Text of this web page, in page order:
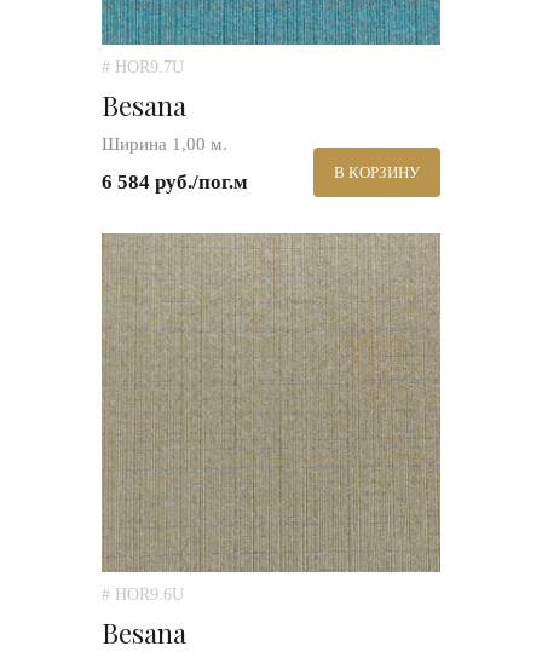
# HOR9.7U
Besana
Ширина 1,00 м.
6 584 руб./пог.м В КОРЗИНУ
# HOR9.6U
Besana